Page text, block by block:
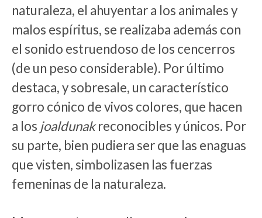
naturaleza, el ahuyentar a los animales y
malos espíritus, se realizaba además con
el sonido estruendoso de los cencerros
(de un peso considerable). Por último
destaca, y sobresale, un característico
gorro cónico de vivos colores, que hacen
a los joaldunakreconocibles y únicos. Por
su parte, bien pudiera ser que las enaguas
que visten, simbolizasen las fuerzas
femeninas de la naturaleza.